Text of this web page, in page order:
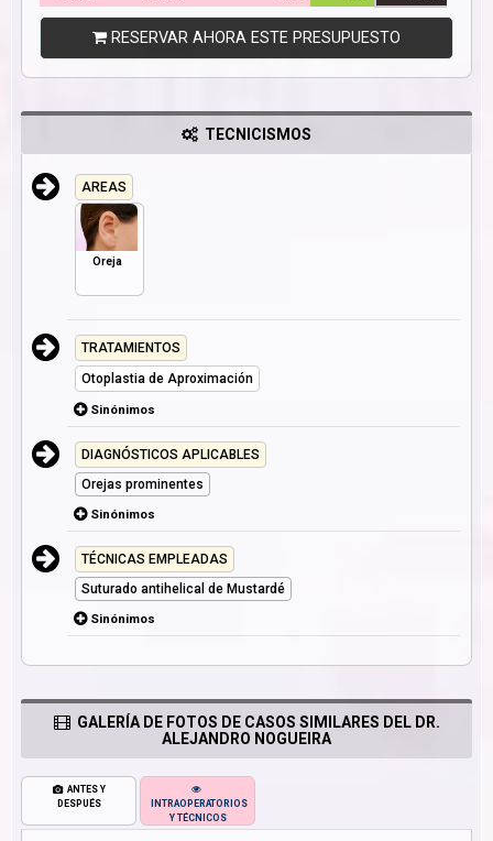
RESERVAR AHORA ESTE PRESUPUESTO
TECNICISMOS
AREAS
Oreja
TRATAMIENTOS
Otoplastia de Aproximación
Sinónimos
DIAGNÓSTICOS APLICABLES
Orejas prominentes
Sinónimos
TÉCNICAS EMPLEADAS
Suturado antihelical de Mustardé
Sinónimos
GALERÍA DE FOTOS DE CASOS SIMILARES DEL DR.
ALEJANDRO NOGUEIRA
ANTES Y
DESPUÉS
INTRAOPERATORIOS
Y TÉCNICOS